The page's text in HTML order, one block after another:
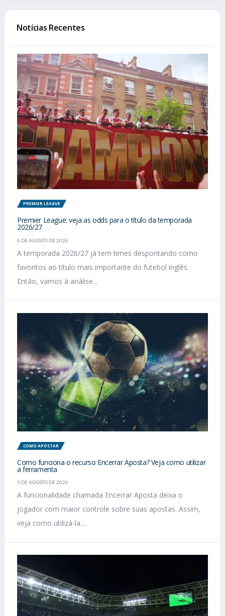
Notícias Recentes
PREMIER LEAGUE
Premier League: veja as odds para o título da temporada
2026/27
6 DE AGOSTO DE 2026
A temporada 2026/27 já tem times despontando como
favoritos ao título mais importante do futebol inglês.
Então, vamos à análise...
COMO APOSTAR
Como funciona o recurso Encerrar Aposta? Veja como utilizar
a ferramenta
5 DE AGOSTO DE 2026
A funcionalidade chamada Encerrar Aposta deixa o
jogador com maior controle sobre suas apostas. Assim,
veja como utilizá-la....